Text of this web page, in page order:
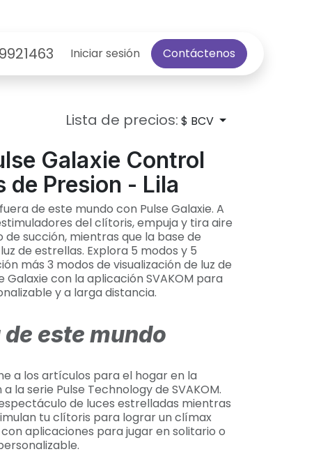
Iniciar sesión Contáctenos
Lista de precios: $ BCV
Galaxie Control
de Presion - Lila
de este mundo con Pulse Galaxie. A
del clítoris, empuja y tira aire
succión, mientras que la base de
de estrellas. Explora 5 modos y 5
más 3 modos de visualización de luz de
Galaxie con la aplicación SVAKOM para
y a larga distancia.
este mundo
a los artículos para el hogar en la
la serie Pulse Technology de SVAKOM.
de luces estrelladas mientras
tu clítoris para lograr un clímax
aplicaciones para jugar en solitario o